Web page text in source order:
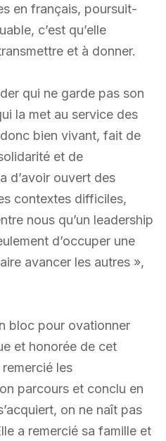
en français, poursuit-
c’est qu’elle
et à donner.
qui ne garde pas son
la met au service des
bien vivant, fait de
et de
d’avoir ouvert des
contextes difficiles,
nous qu’un leadership
d’occuper une
avancer les autres »,
bloc pour ovationner
et honorée de cet
les
parcours et conclu en
on ne naît pas
a remercié sa famille et